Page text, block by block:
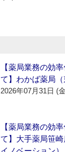
【薬局業務の効
て】わかば薬局（
2026年07月31日 (
【薬局業務の効
て】大手薬局笹